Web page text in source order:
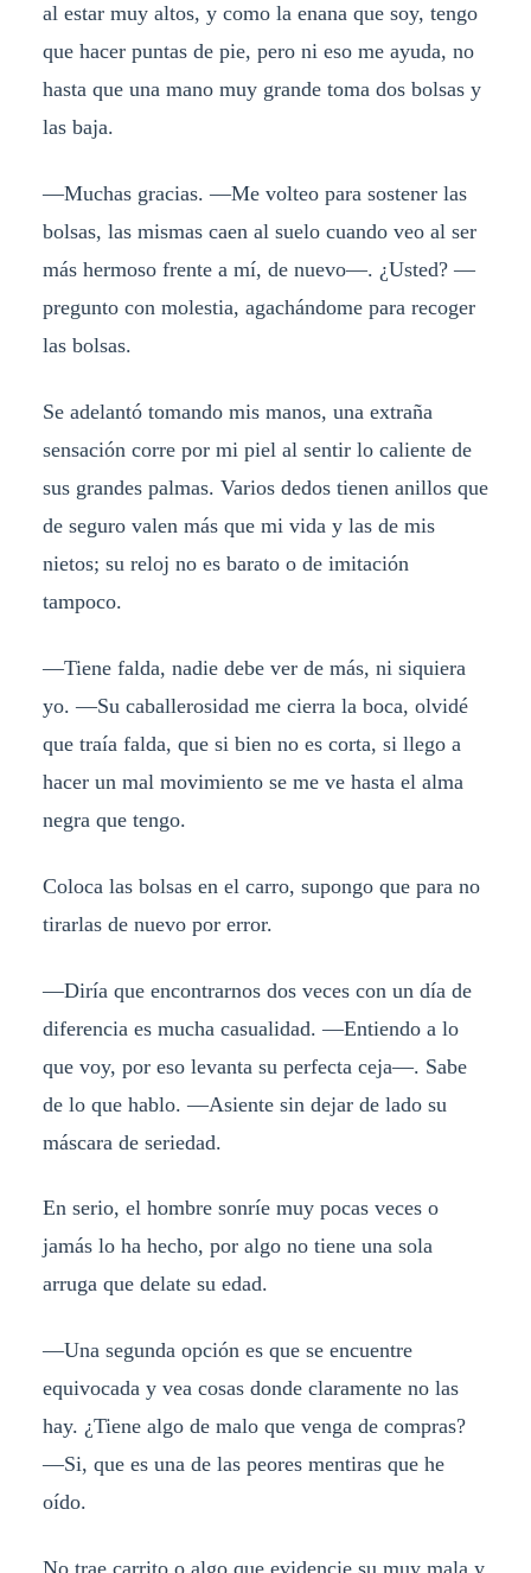
al estar muy altos, y como la enana que soy, tengo
que hacer puntas de pie, pero ni eso me ayuda, no
hasta que una mano muy grande toma dos bolsas y
las baja.
—Muchas gracias. —Me volteo para sostener las
bolsas, las mismas caen al suelo cuando veo al ser
más hermoso frente a mí, de nuevo—. ¿Usted? —
pregunto con molestia, agachándome para recoger
las bolsas.
Se adelantó tomando mis manos, una extraña
sensación corre por mi piel al sentir lo caliente de
sus grandes palmas. Varios dedos tienen anillos que
de seguro valen más que mi vida y las de mis
nietos; su reloj no es barato o de imitación
tampoco.
—Tiene falda, nadie debe ver de más, ni siquiera
yo. —Su caballerosidad me cierra la boca, olvidé
que traía falda, que si bien no es corta, si llego a
hacer un mal movimiento se me ve hasta el alma
negra que tengo.
Coloca las bolsas en el carro, supongo que para no
tirarlas de nuevo por error.
—Diría que encontrarnos dos veces con un día de
diferencia es mucha casualidad. —Entiendo a lo
que voy, por eso levanta su perfecta ceja—. Sabe
de lo que hablo. —Asiente sin dejar de lado su
máscara de seriedad.
En serio, el hombre sonríe muy pocas veces o
jamás lo ha hecho, por algo no tiene una sola
arruga que delate su edad.
—Una segunda opción es que se encuentre
equivocada y vea cosas donde claramente no las
hay. ¿Tiene algo de malo que venga de compras?
—Si, que es una de las peores mentiras que he
oído.